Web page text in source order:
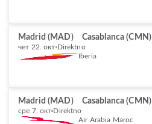
Madrid (MAD) Casablanca (CMN)
чет 22. окт Direktno
Iberia
Madrid (MAD) Casablanca (CMN)
сре 7. окт Direktno
Air Arabia Maroc